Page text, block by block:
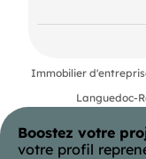
Immobilier
Languedoc-
Boostez votre
votre profil